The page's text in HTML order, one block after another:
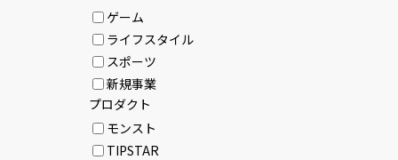
ゲーム
ライフスタイル
スポーツ
新規事業
プロダクト
モンスト
TIPSTAR